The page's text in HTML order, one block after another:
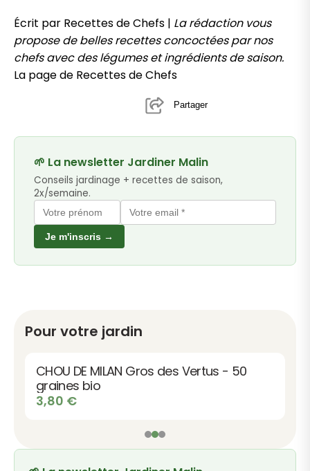
Écrit par Recettes de Chefs | La rédaction vous
propose de belles recettes concoctées par nos
chefs avec des légumes et ingrédients de saison.
La page de Recettes de Chefs
Partager
🌱 La newsletter Jardiner Malin
Conseils jardinage + recettes de saison,
2x/semaine.
Je m'inscris →
Pour votre jardin
CHOU DE MILAN Gros des Vertus - 50
graines bio
3,80 €